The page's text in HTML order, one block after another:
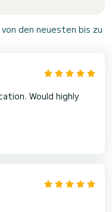
den neuesten bis zu
Would highly